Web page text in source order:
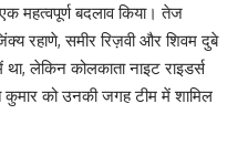
महत्वपूर्ण बदलाव किया। तेज
रहाणे, समीर रिज़वी और शिवम दुबे
लेकिन कोलकाता नाइट राइडर्स
को उनकी जगह टीम में शामिल